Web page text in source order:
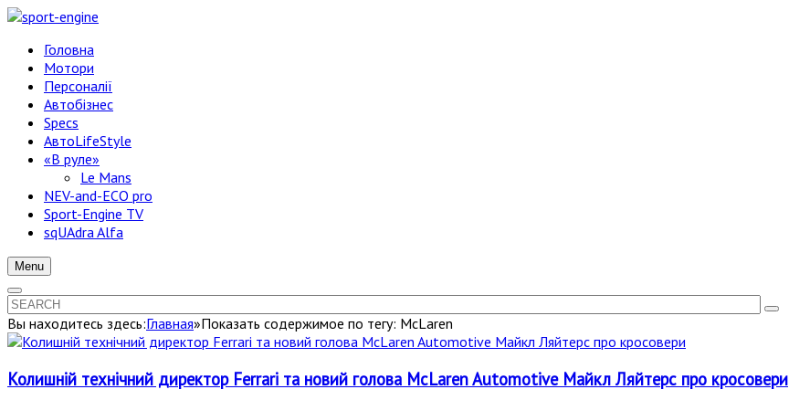
Головна
Мотори
Персоналії
Автобізнес
Specs
АвтоLifeStyle
«В руле»
Le Mans
NEV-and-ECO pro
Sport-Engine TV
sqUAdra Alfa
Menu
Вы находитесь здесь:Главная»Показать содержимое по тегу: McLaren
Колишній технічний директор Ferrari та новий голова McLaren Automotive Майкл Ляйтерс про кросовери